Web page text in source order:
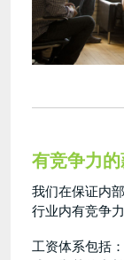
有竞争力
我们在保证内
行业内有竞争
工资体系包括